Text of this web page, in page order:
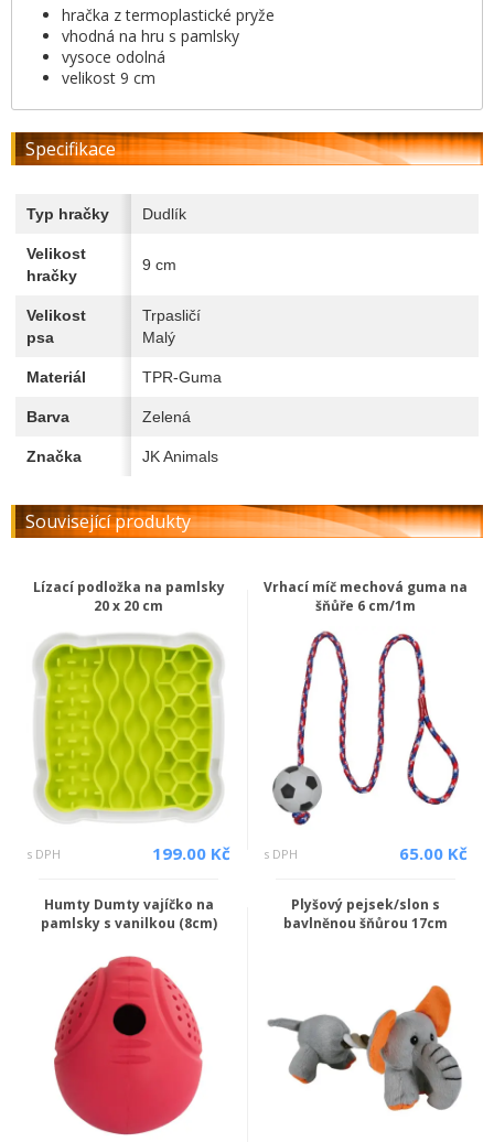
hračka z termoplastické pryže
vhodná na hru s pamlsky
vysoce odolná
velikost 9 cm
Specifikace
Typ hračky Dudlík
Velikost
hračky
9 cm
Velikost
psa
Trpasličí
Malý
Materiál TPR-Guma
Barva Zelená
Značka JK Animals
Související produkty
Lízací podložka na pamlsky
20 x 20 cm
s DPH 199.00 Kč
Vrhací míč mechová guma na
šňůře 6 cm/1m
s DPH 65.00 Kč
Humty Dumty vajíčko na
pamlsky s vanilkou (8cm)
Plyšový pejsek/slon s
bavlněnou šňůrou 17cm